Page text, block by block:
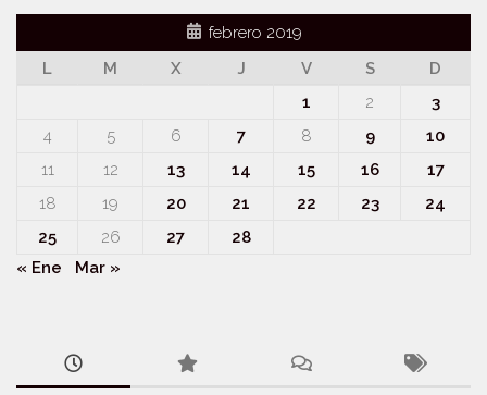
febrero 2019
L
M X J V S
D
1
2
3
4
5 6 7 8 9
10
11
12 13 14 15 16
17
18
19 20 21 22 23
24
25
26 27
28
« Ene
Mar »